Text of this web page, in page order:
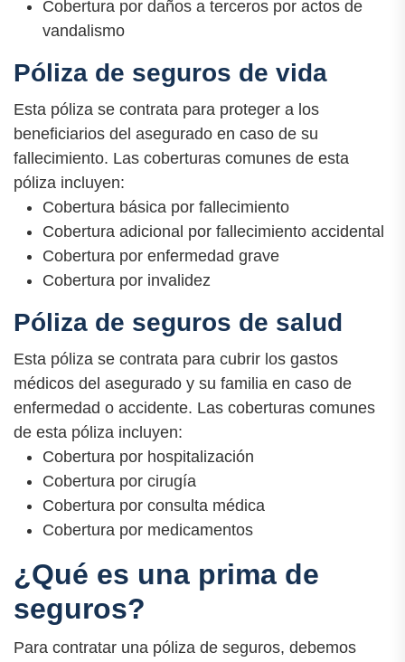
Cobertura por daños a terceros por actos de
vandalismo
Póliza de seguros de vida
Esta póliza se contrata para proteger a los
beneficiarios del asegurado en caso de su
fallecimiento. Las coberturas comunes de esta
póliza incluyen:
Cobertura básica por fallecimiento
Cobertura adicional por fallecimiento accidental
Cobertura por enfermedad grave
Cobertura por invalidez
Póliza de seguros de salud
Esta póliza se contrata para cubrir los gastos
médicos del asegurado y su familia en caso de
enfermedad o accidente. Las coberturas comunes
de esta póliza incluyen:
Cobertura por hospitalización
Cobertura por cirugía
Cobertura por consulta médica
Cobertura por medicamentos
¿Qué es una prima de
seguros?
Para contratar una póliza de seguros, debemos